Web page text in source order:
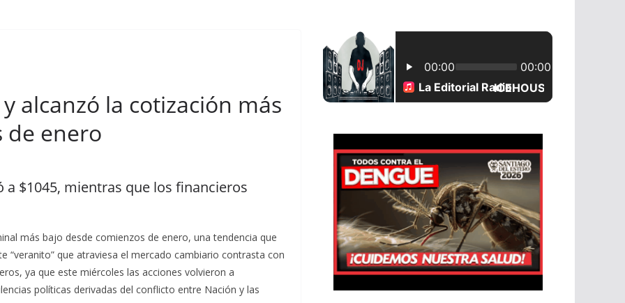
alcanzó la cotización más
de enero
$1045, mientras que los financieros
más bajo desde comienzos de enero, una tendencia que
“veranito” que atraviesa el mercado cambiario contrasta con
ya que este miércoles las acciones volvieron a
políticas derivadas del conflicto entre Nación y las